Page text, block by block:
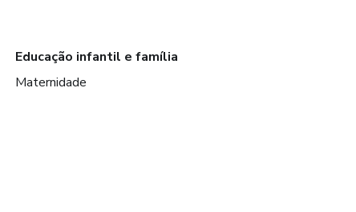
Educação infantil e família
Maternidade